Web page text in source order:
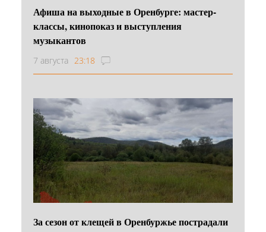
Афиша на выходные в Оренбурге: мастер-
классы, кинопоказ и выступления
музыкантов
7 августа 23:18
За сезон от клещей в Оренбуржье пострадали